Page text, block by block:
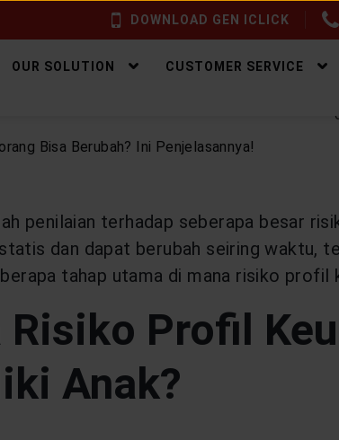
DOWNLOAD GEN ICLICK
OUR SOLUTION CUSTOMER SERVICE
RISIKO
2024
penilaian terhadap seberapa besar
dan dapat berubah seiring waktu,
tahap utama di mana risiko profil
Risiko Profil
Anak?